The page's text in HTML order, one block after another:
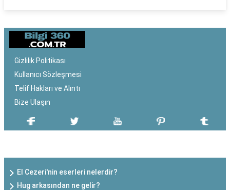
Gizlilik Politikası
Kullanıcı Sözleşmesi
Telif Hakları ve Alıntı
Bize Ulaşın
El Cezeri'nin eserleri nelerdir?
Hug arkasından ne gelir?